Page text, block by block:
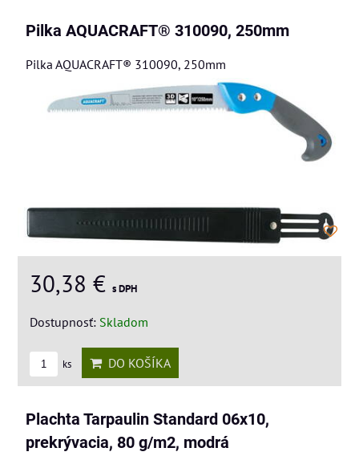
Pilka AQUACRAFT® 310090, 250mm
Pilka AQUACRAFT® 310090, 250mm
30,38 € s DPH
Dostupnosť: Skladom
ks DO KOŠÍKA
Plachta Tarpaulin Standard 06x10,
prekrývacia, 80 g/m2, modrá